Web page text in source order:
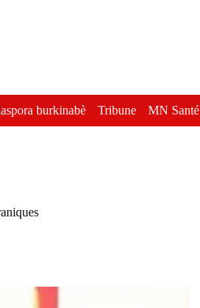
burkinabè Tribune MN Santé